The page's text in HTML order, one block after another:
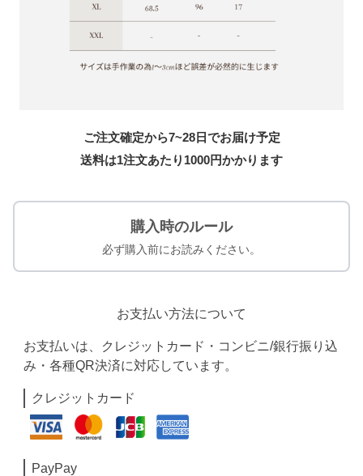
ご注文確定から7~28日でお届け予定
送料は1注文あたり 1000円かかります
購入時のルール
必ず購入前にお読みください。
お支払い方法について
お支払いは、クレジットカード・コンビニ/銀行振り込
み・各種QR決済に対応しています。
クレジットカード
PayPay